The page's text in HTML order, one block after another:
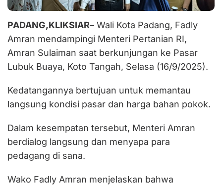
PADANG,KLIKSIAR– Wali Kota Padang, Fadly
Amran mendampingi Menteri Pertanian RI,
Amran Sulaiman saat berkunjungan ke Pasar
Lubuk Buaya, Koto Tangah, Selasa (16/9/2025).
Kedatangannya bertujuan untuk memantau
langsung kondisi pasar dan harga bahan pokok.
Dalam kesempatan tersebut, Menteri Amran
berdialog langsung dan menyapa para
pedagang di sana.
Wako Fadly Amran menjelaskan bahwa